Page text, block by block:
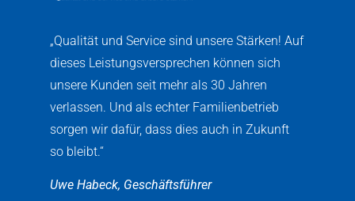
„Qualität und Service sind unsere Stärken! Auf
dieses Leistungsversprechen können sich
unsere Kunden seit mehr als 30 Jahren
verlassen. Und als echter Familienbetrieb
sorgen wir dafür, dass dies auch in Zukunft
so bleibt.“
Uwe Habeck, Geschäftsführer